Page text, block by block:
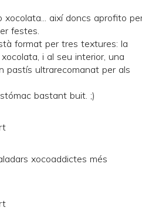
així doncs aprofito
festes.
format per tres textures: la
i al seu interior, una
pastís ultrarecomanat per als
bastant buit. ;)
xocoaddictes més